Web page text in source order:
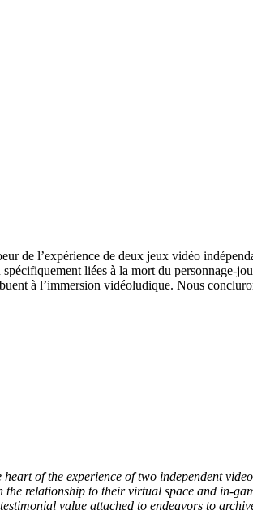
de l’expérience de deux jeux vidéo
liées à la mort du personnage-
à l’immersion vidéoludique. Nous
of the experience of two independent video
relationship to their virtual space and in-
value attached to endeavors to